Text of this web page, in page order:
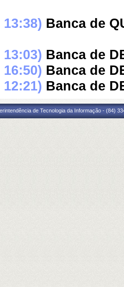
13:38) Banca de
13:03) Banca de
16:50) Banca de
12:21) Banca de
de Tecnologia da Informação - (84)